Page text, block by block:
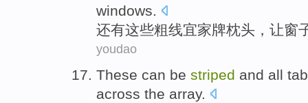
windows.
还有这些粗线宜家牌枕头 ，让窗
youdao
These can be striped and all
across the array.